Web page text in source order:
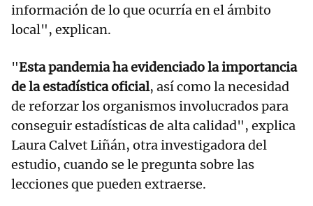
información de lo que ocurría en el ámbito
local", explican.
"Esta pandemia ha evidenciado la importancia
de la estadística oficial, así como la necesidad
de reforzar los organismos involucrados para
conseguir estadísticas de alta calidad", explica
Laura Calvet Liñán, otra investigadora del
estudio, cuando se le pregunta sobre las
lecciones que pueden extraerse.